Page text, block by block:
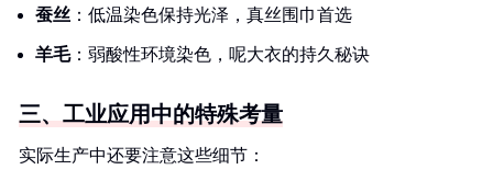
蚕丝 ：低温染色保持光泽，真丝围巾首选
羊毛：弱酸性环境染色，呢大衣的持久秘诀
三、工业应用中的特殊考量
实际生产中还要注意这些细节：